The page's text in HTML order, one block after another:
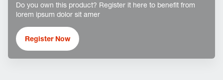
Do you own this product? Register it here to benefit from
lorem ipsum dolor sit amer
Register Now